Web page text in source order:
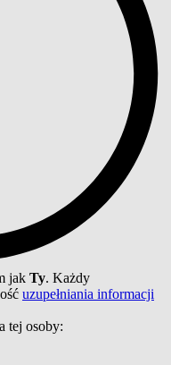
jak Ty. Każdy
uzupełniania informacji
tej osoby: